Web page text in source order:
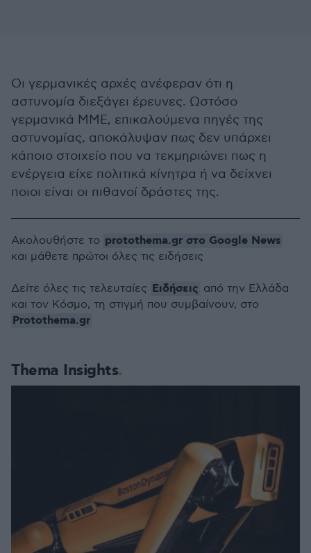
Οι γερμανικές αρχές ανέφεραν ότι η
αστυνομία διεξάγει έρευνες. Ωστόσο
γερμανικά ΜΜΕ, επικαλούμενα πηγές της
αστυνομίας, αποκάλυψαν πως δεν υπάρχει
κάποιο στοιχείο που να τεκμηριώνει πως η
ενέργεια είχε πολιτικά κίνητρα ή να δείχνει
ποιοι είναι οι πιθανοί δράστες της.
Thema Insights
Ακολουθήστε το protothema.gr στο Google News
και μάθετε πρώτοι όλες τις ειδήσεις
Δείτε όλες τις τελευταίες Ειδήσεις από την Ελλάδα
και τον Κόσμο, τη στιγμή που συμβαίνουν, στο
Protothema.gr